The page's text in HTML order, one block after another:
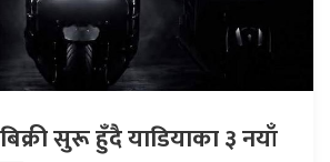
सुरू हुँदै याडियाका ३ नयाँ